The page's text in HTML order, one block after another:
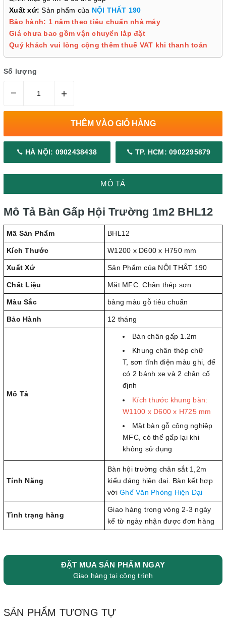
Xuất xứ: Sản phẩm của NỘI THẤT 190
Bảo hành: 1 năm theo tiêu chuẩn nhà máy
Giá chưa bao gồm vận chuyển lắp đặt
Quý khách vui lòng cộng thêm thuế VAT khi thanh toán
Số lượng
– +
THÊM VÀO GIỎ HÀNG
HÀ NỘI: 0902438438 TP. HCM: 0902295879
MÔ TẢ
Mô Tả Bàn Gấp Hội Trường 1m2 BHL12
Mã Sản Phẩm BHL12
Kích Thước W1200 x D600 x H750 mm
Xuất Xứ Sản Phẩm của NỘI THẤT 190
Chất Liệu Mặt MFC. Chân thép sơn
Màu Sắc bảng màu gỗ tiêu chuẩn
Bảo Hành 12 tháng
Mô Tả
Bàn chân gấp 1.2m
Khung chân thép chữ
T, sơn tĩnh điện màu ghi, đế
có 2 bánh xe và 2 chân cố
định
Kích thước khung bàn:
W1100 x D600 x H725 mm
Mặt bàn gỗ công nghiệp
MFC, có thể gấp lại khi
không sử dụng
Tính Năng
Bàn hội trường chân sắt 1,2m
kiểu dáng hiện đại. Bàn kết hợp
với Ghế Văn Phòng Hiện Đại
Tình trạng hàng
Giao hàng trong vòng 2-3 ngày
kể từ ngày nhận được đơn hàng
ĐẶT MUA SẢN PHẨM NGAY
Giao hàng tại công trình
SẢN PHẨM TƯƠNG TỰ